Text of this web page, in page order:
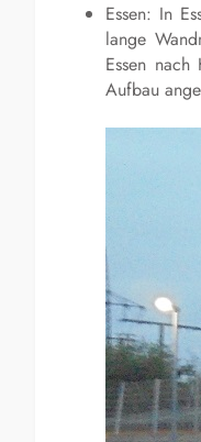
Essen: In
lange
Essen
Aufbau